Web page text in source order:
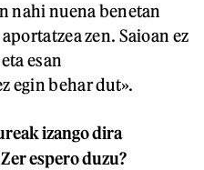
nahi nuena benetan
zen. Saioan ez
esan
egin behar dut».
izango dira
espero duzu?